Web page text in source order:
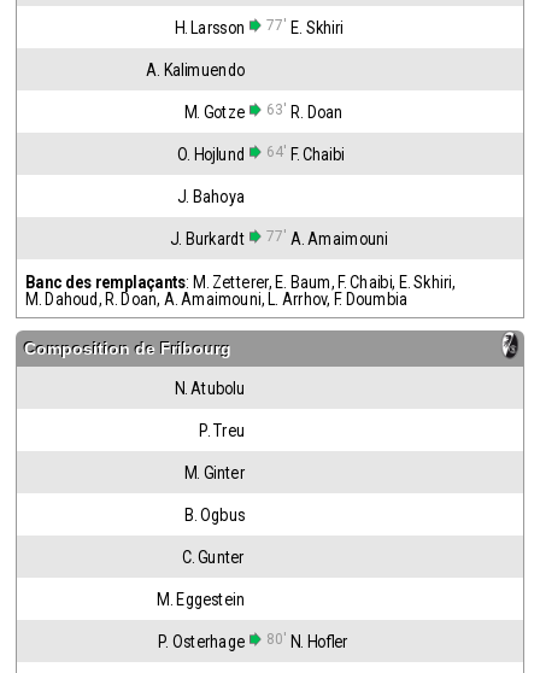
H. Larsson 77' E. Skhiri
A. Kalimuendo
M. Gotze 63' R. Doan
O. Hojlund 64' F. Chaibi
J. Bahoya
J. Burkardt 77' A. Amaimouni
Banc des remplaçants: M. Zetterer, E. Baum, F. Chaibi, E. Skhiri,
M. Dahoud, R. Doan, A. Amaimouni, L. Arrhov, F. Doumbia
Composition de Fribourg
N. Atubolu
P. Treu
M. Ginter
B. Ogbus
C. Gunter
M. Eggestein
P. Osterhage 80' N. Hofler